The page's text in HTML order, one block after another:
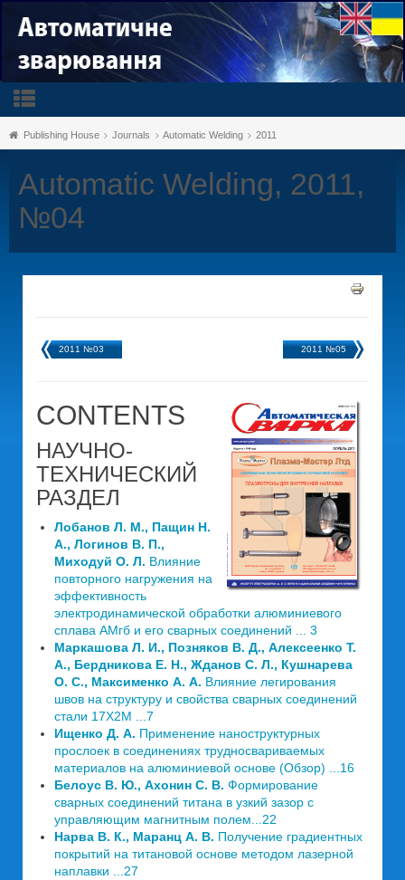
Publishing House Journals Automatic Welding 2011
Automatic Welding, 2011,
№04
2011 №03 2011 №05
CONTENTS
НАУЧНО-
ТЕХНИЧЕСКИЙ
РАЗДЕЛ
Лобанов Л. М., Пащин Н.
А., Логинов В. П.,
Миходуй О. Л. Влияние
повторного нагружения на
эффективность
электродинамической обработки алюминиевого
сплава АМгб и его сварных соединений ... 3
Маркашова Л. И., Позняков В. Д., Алексеенко Т.
А., Бердникова Е. Н., Жданов С. Л., Кушнарева
О. С., Максименко А. А. Влияние легирования
швов на структуру и свойства сварных соединений
стали 17Х2М ...7
Ищенко Д. А. Применение наноструктурных
прослоек в соединениях трудносвариваемых
материалов на алюминиевой основе (Обзор) ...16
Белоус В. Ю., Ахонин С. В. Формирование
сварных соединений титана в узкий зазор с
управляющим магнитным полем...22
Нарва В. К., Маранц А. В. Получение градиентных
покрытий на титановой основе методом лазерной
наплавки ...27